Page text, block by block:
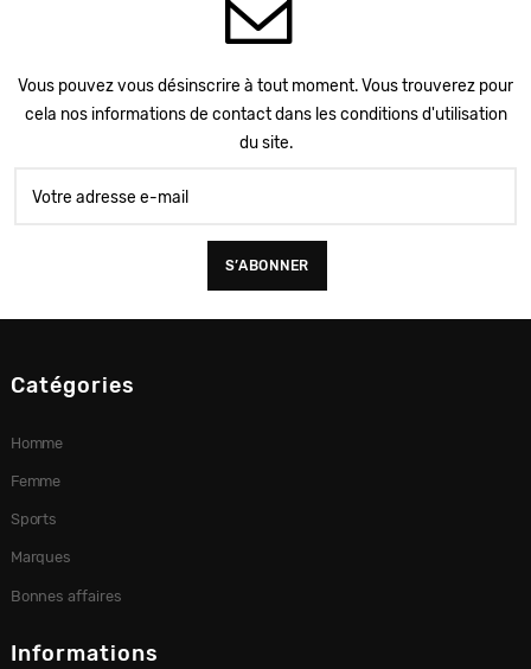
Vous pouvez vous désinscrire à tout moment. Vous trouverez pour
cela nos informations de contact dans les conditions d'utilisation
du site.
Catégories
Homme
Femme
Sports
Marques
Bonnes affaires
Informations